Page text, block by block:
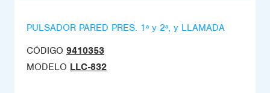
PULSADOR PARED PRES. 1ª y 2ª, y LLAMADA
CÓDIGO 9410353
MODELO LLC-832